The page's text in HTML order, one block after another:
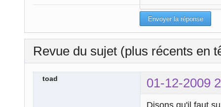
Revue du sujet (plus récents en
toad 01-12-2009